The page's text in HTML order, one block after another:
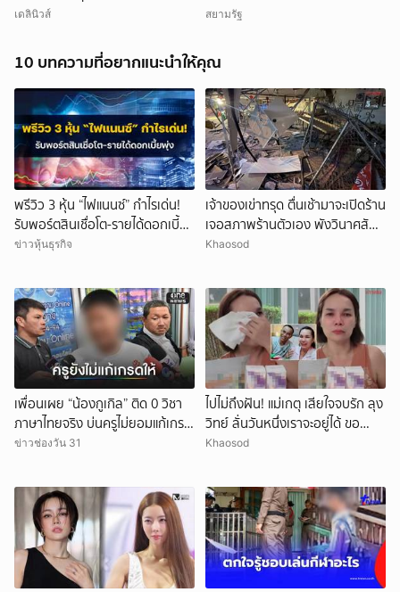
เดลินิวส์
Program” มุ่งยกระดับทักษะกำลัง
สยามรัฐ
10 บทความที่อยากแนะนำให้คุณ
พรีวิว 3 หุ้น “ไฟแนนซ์” กำไรเด่น!
รับพอร์ตสินเชื่อโต-รายได้ดอกเบี้ย
พุ่ง
ข่าวหุ้นธุรกิจ
เจ้าของเข่าทรุด ตื่นเช้ามาจะเปิดร้าน
เจอสภาพร้านตัวเอง พังวินาศสัน
ตะโร เสียหายนับล้าน
Khaosod
เพื่อนเผย “น้องกูเกิล” ติด 0 วิชา
ภาษาไทยจริง บ่นครูไม่ยอมแก้เกรด
ให้
ข่าวช่องวัน 31
ไปไม่ถึงฝัน! แม่เกตุ เสียใจจบรัก ลุง
วิทย์ ลั่นวันหนึ่งเราจะอยู่ได้ ขอ
กำลังใจให้ทั้งสองฝ่าย
Khaosod
ยกเลิก